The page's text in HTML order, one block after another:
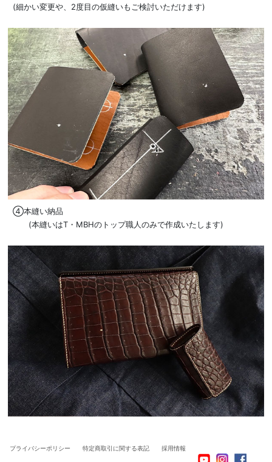
(細かい変更や、2度目の仮縫いもご検討いただけます)
④本縫い納品
(本縫いはT・MBHのトップ職人のみで作成いたします)
プライバシーポリシー 特定商取引に関する表記 採用情報